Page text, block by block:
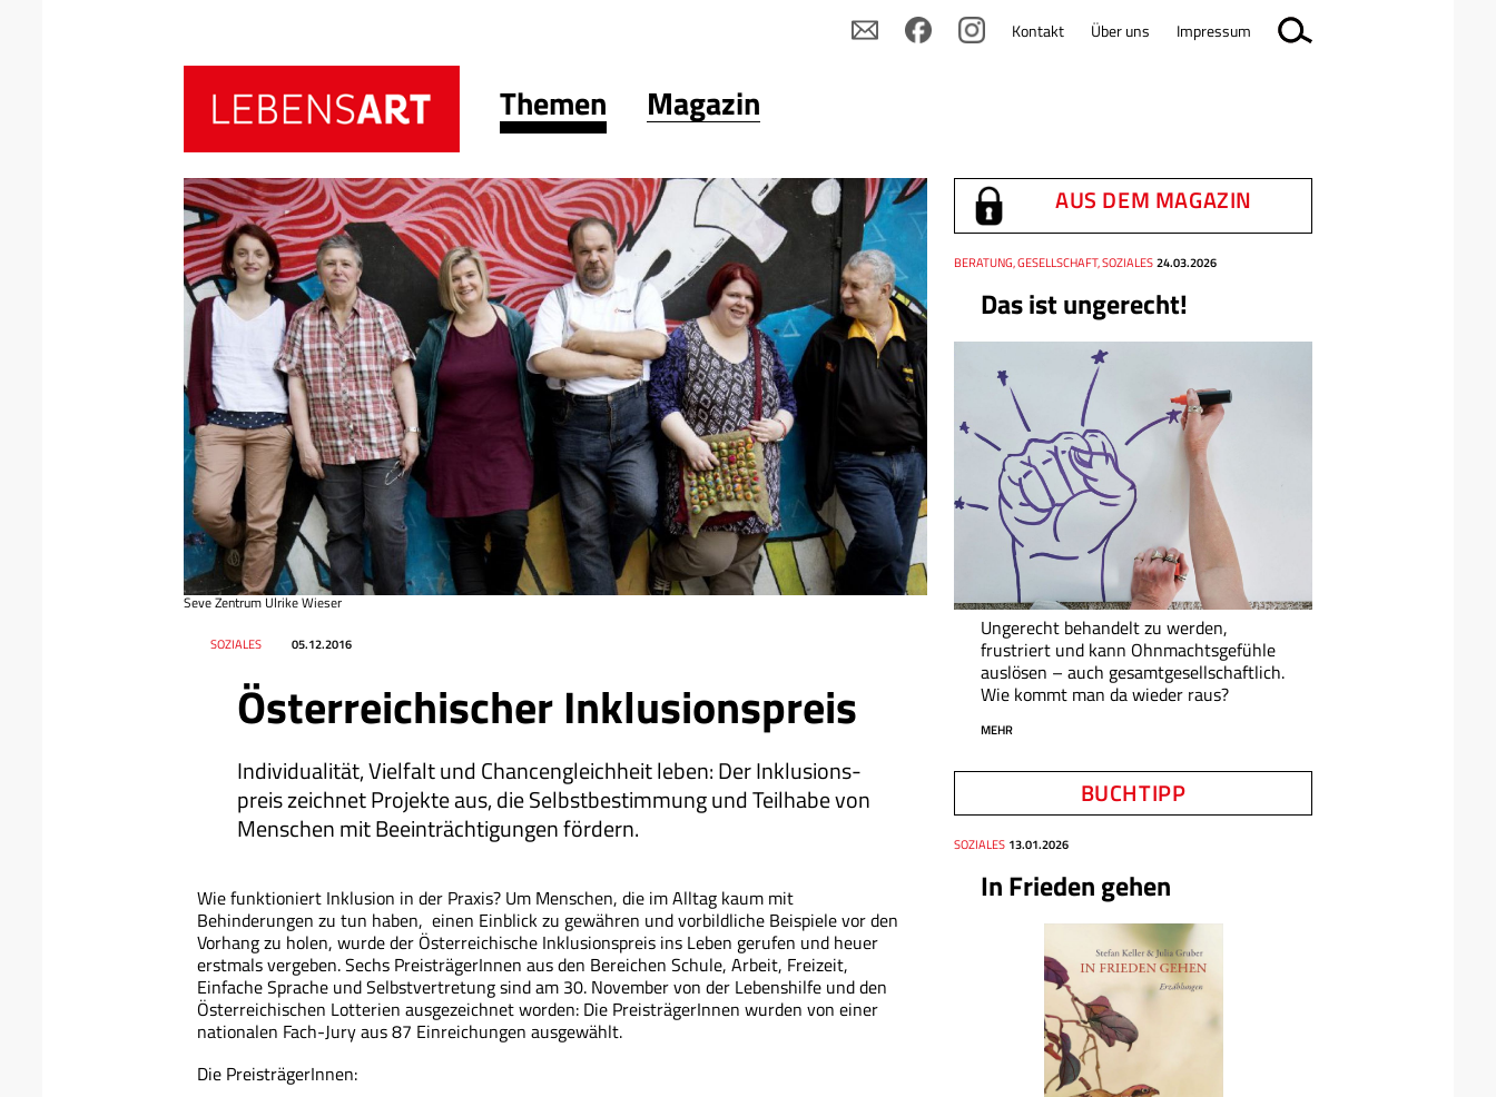
Themen Magazin
Österreichischer Inklusionspreis
Individualität, Vielfalt und Chancen­gleichheit leben: Der Inklusions­
preis zeichnet Projekte aus, die Selbst­be­stimmung und Teilhabe von
Menschen mit Beeinträchtigungen fördern.
Datum 05.12.2016
RessortSOZIALES
Seve Zentrum Ulrike Wieser
Wie funktioniert Inklusion in der Praxis? Um Menschen, die im Alltag kaum mit
Behinderungen zu tun haben, einen Einblick zu gewähren und vorbildliche Beispiele vor den
Vorhang zu holen, wurde der Österreichische Inklusionspreis ins Leben gerufen und heuer
erstmals vergeben. Sechs PreisträgerInnen aus den Bereichen Schule, Arbeit, Freizeit,
Einfache Sprache und Selbstvertretung sind am 30. November von der Lebenshilfe und den
Österreichischen Lotterien ausgezeichnet worden: Die PreisträgerInnen wurden von einer
nationalen Fach-Jury aus 87 Einreichungen ausgewählt.
Die PreisträgerInnen:
AUS DEM MAGAZIN
Das ist ungerecht!
Thema
BERATUNG, GESELLSCHAFT, SOZIALES
Datum 24.03.2026
Ungerecht behandelt zu werden,
frustriert und kann Ohnmachtsgefühle
auslösen – auch gesamtgesellschaftlich.
Wie kommt man da wieder raus?
MEHR
BUCHTIPP
In Frieden gehen
Thema
SOZIALES
Datum 13.01.2026
Kontakt Über uns Impressum